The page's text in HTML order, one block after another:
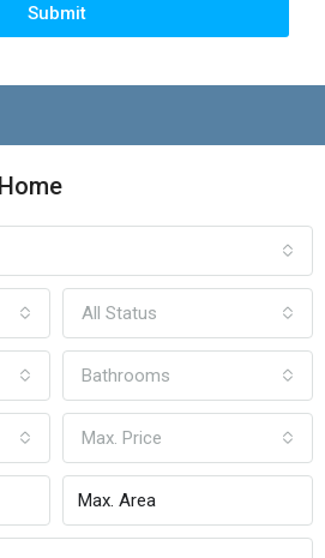
Submit
All Status
Bathrooms
Max. Price